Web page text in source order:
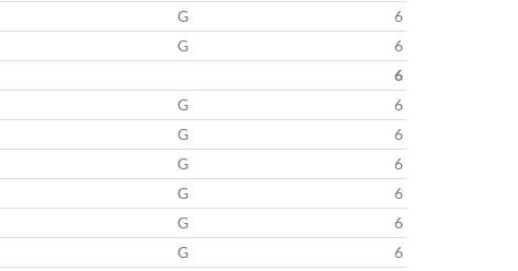
G
6
G
6
6
G
6
G
6
G
6
G
6
G
6
G
6